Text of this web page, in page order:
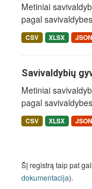
Metiniai
pagal
CSV XLSX JSON
Savivaldybių
Metiniai
pagal
CSV XLSX JSON
Šį registrą taip pat
dokumentacija).